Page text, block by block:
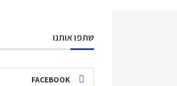
שתפו אותנו
FACEBOOK